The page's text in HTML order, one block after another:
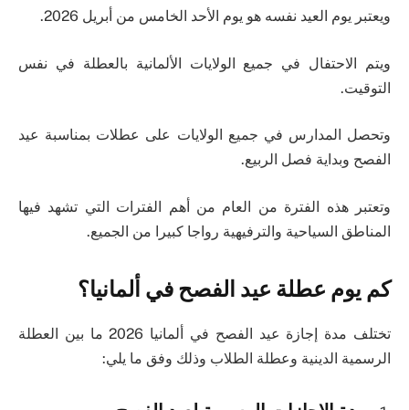
ويعتبر يوم العيد نفسه هو يوم الأحد الخامس من أبريل 2026.
ويتم الاحتفال في جميع الولايات الألمانية بالعطلة في نفس
التوقيت.
وتحصل المدارس في جميع الولايات على عطلات بمناسبة عيد
الفصح وبداية فصل الربيع.
وتعتبر هذه الفترة من العام من أهم الفترات التي تشهد فيها
المناطق السياحية والترفيهية رواجا كبيرا من الجميع.
كم يوم عطلة عيد الفصح في ألمانيا؟
تختلف مدة إجازة عيد الفصح في ألمانيا 2026 ما بين العطلة
الرسمية الدينية وعطلة الطلاب وذلك وفق ما يلي: